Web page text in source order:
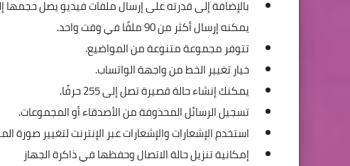
يمكنه إرسال أكثر من 90 ملفًا في وقت واحد.
تتوفر مجموعة متنوعة من المواضيع.
خيار تغيير الخط من واجهة الواتساب.
يمكنك إنشاء حالة قصيرة تصل إلى 255 حرفًا.
تسجيل الرسائل المحذوفة من الأصدقاء أو المجموعات.
استخدم الإشعارات والإشعارات عبر الإنترنت لتغيير
إمكانية تنزيل حالة الاتصال وحفظها في ذاكرة الجهاز